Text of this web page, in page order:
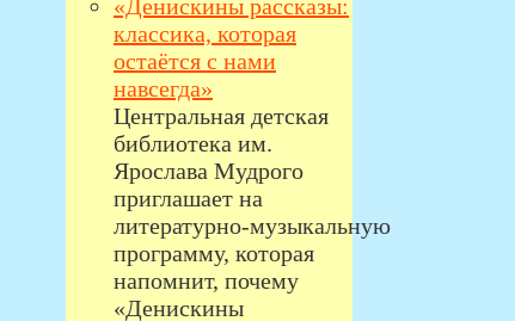
«Денискины рассказы:
классика, которая
остаётся с нами
навсегда»
Центральная детская
библиотека им.
Ярослава Мудрого
приглашает на
литературно‑музыкальную
программу, которая
напомнит, почему
«Денискины